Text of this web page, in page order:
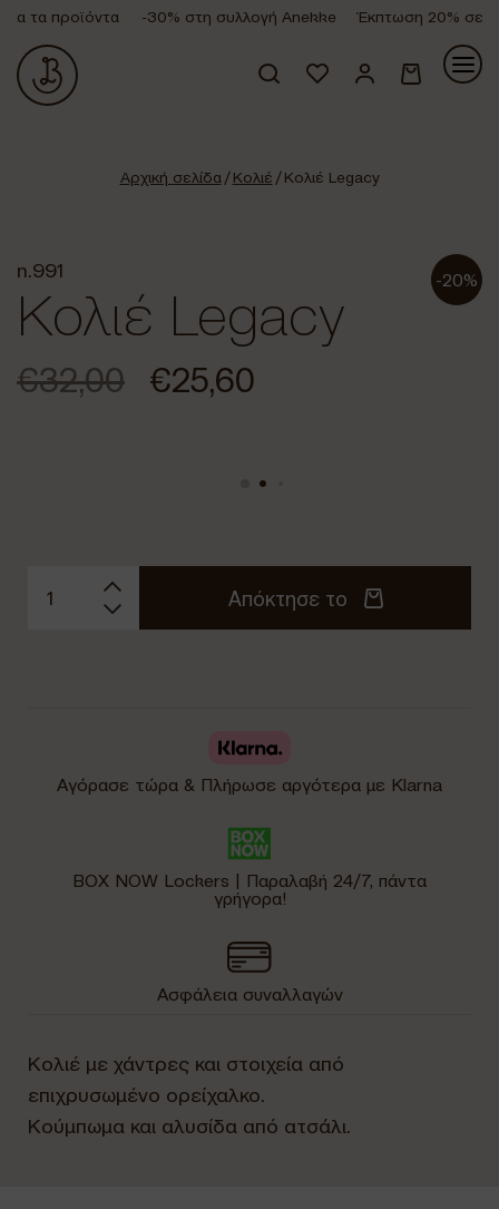
τα προϊόντα -30% στη συλλογή Anekke Έκπτωση 20% σε
Αρχική σελίδα/Κολιέ / Κολιέ Legacy
-20%
n.991
Κολιέ Legacy
€32,00 €25,60
Απόκτησε το
Αγόρασε τώρα & Πλήρωσε αργότερα με Klarna
BOX NOW Lockers | Παραλαβή 24/7, πάντα
γρήγορα!
Ασφάλεια συναλλαγών
Κολιέ με χάντρες και στοιχεία από
επιχρυσωμένο ορείχαλκο.
Κούμπωμα και αλυσίδα από ατσάλι.